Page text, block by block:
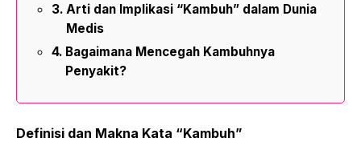
Arti dan Implikasi “Kambuh” dalam Dunia
Medis
Bagaimana Mencegah Kambuhnya
Penyakit?
Definisi dan Makna Kata “Kambuh”